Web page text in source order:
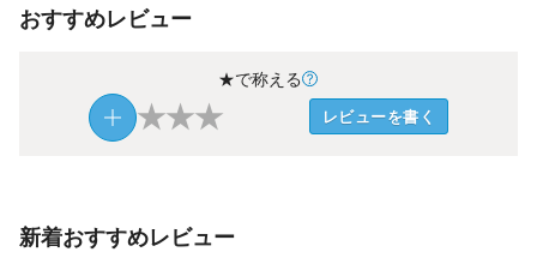
おすすめレビュー
★で称える
★★★ レビューを書く
新着おすすめレビュー